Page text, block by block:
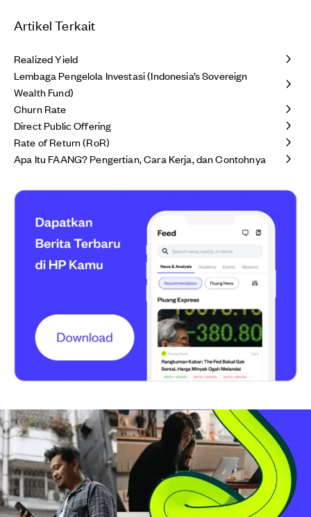
Artikel Terkait
Realized Yield
Lembaga Pengelola Investasi (Indonesia’s Sovereign
Wealth Fund)
Churn Rate
Direct Public Offering
Rate of Return (RoR)
Apa Itu FAANG? Pengertian, Cara Kerja, dan Contohnya